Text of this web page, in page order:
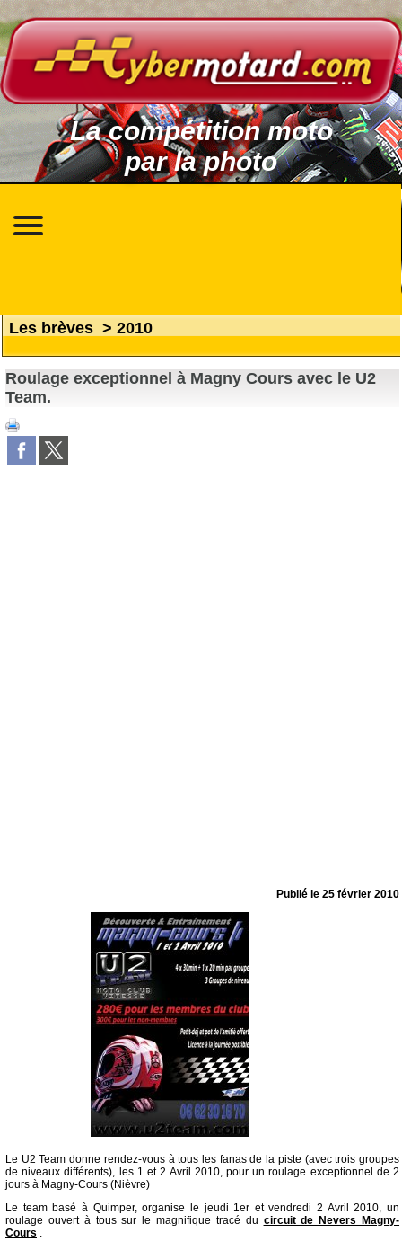
La compétition moto
par la photo
Les brèves > 2010
Roulage exceptionnel à Magny Cours avec le U2
Team.
Publié le25 février 2010
Le U2 Team donne rendez-vous à tous les fanas de la piste (avec trois groupes
de niveaux différents), les 1 et 2 Avril 2010, pour un roulage exceptionnel de 2
jours à Magny-Cours (Nièvre)
Le team basé à Quimper, organise le jeudi 1er et vendredi 2 Avril 2010, un
roulage ouvert à tous sur le magnifique tracé du circuit de Nevers Magny-
Cours .